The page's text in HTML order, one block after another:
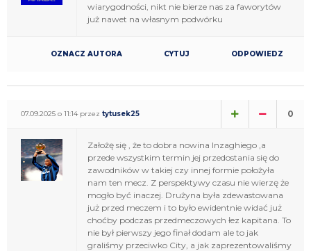
wiarygodności, nikt nie bierze nas za faworytów
już nawet na własnym podwórku
OZNACZ AUTORA CYTUJ ODPOWIEDZ
07.09.2025 o 11:14 przez tytusek25 0
Założę się , że to dobra nowina Inzaghiego ,a
przede wszystkim termin jej przedostania się do
zawodników w takiej czy innej formie położyła
nam ten mecz. Z perspektywy czasu nie wierzę że
mogło być inaczej. Drużyna była zdewastowana
już przed meczem i to było ewidentnie widać już
choćby podczas przedmeczowych łez kapitana. To
nie był pierwszy jego finał dodam ale to jak
graliśmy przeciwko City, a jak zaprezentowaliśmy